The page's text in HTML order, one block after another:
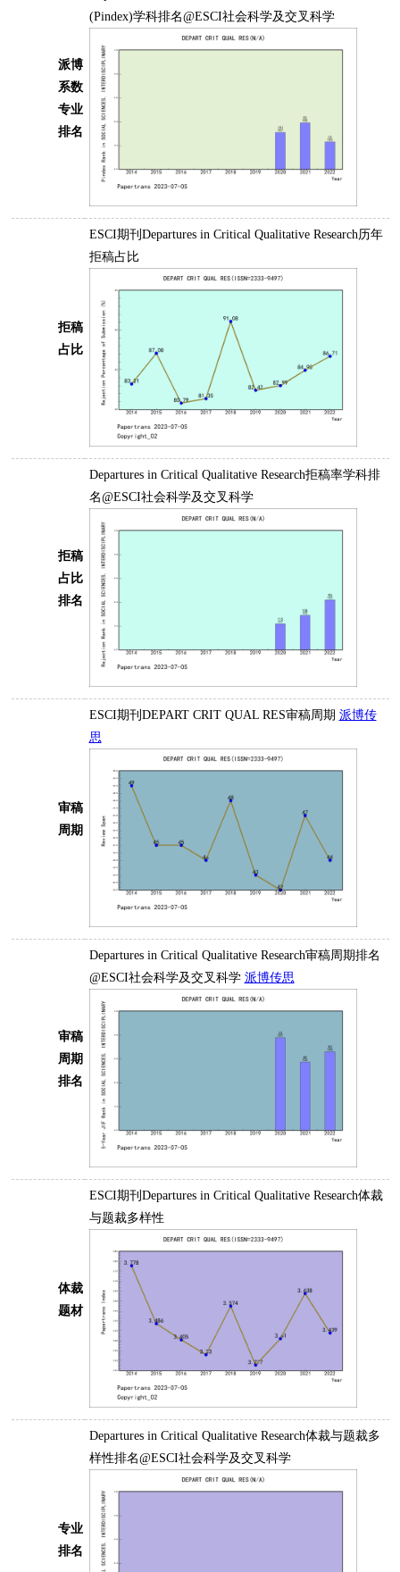
派博
系数
专业
排名
(Pindex)学科排名@ESCI社会科学及交叉科学
拒稿
占比
ESCI期刊Departures in Critical Qualitative Research历年
拒稿占比
拒稿
占比
排名
Departures in Critical Qualitative Research拒稿率学科排
名@ESCI社会科学及交叉科学
审稿
周期
ESCI期刊DEPART CRIT QUAL RES审稿周期 派博传
思
审稿
周期
排名
Departures in Critical Qualitative Research审稿周期排名
@ESCI社会科学及交叉科学 派博传思
体裁
题材
ESCI期刊Departures in Critical Qualitative Research体裁
与题裁多样性
专业
排名
Departures in Critical Qualitative Research体裁与题裁多
样性排名@ESCI社会科学及交叉科学